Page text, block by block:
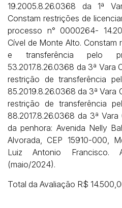
19.2005.8.26.0368 da 1ª
Constam restrições de
processo n° 0000264-
Cível de Monte Alto. Constam
e transferência pelo
53.2017.8.26.0368 da 3ª Vara
restrição de transferência
85.2019.8.26.0368 da 3ª Vara
restrição de transferência
88.2017.8.26.0368 da 3ª
da penhora: Avenida Nelly
Alvorada, CEP 15910-000,
Luiz Antonio Francisco.
(maio/2024).
Total da Avaliação R$